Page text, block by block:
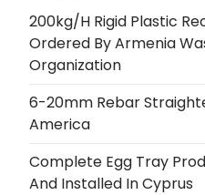
200kg/h Rigid Plastic
Ordered By Armenia
Organization
6-20mm Rebar
America
Complete Egg Tray
And Installed In Cyprus